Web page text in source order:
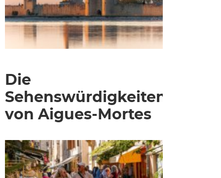
Die
Sehenswürdigkeiten
von Aigues-Mortes